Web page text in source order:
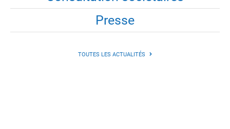
Presse
TOUTES LES ACTUALITÉS